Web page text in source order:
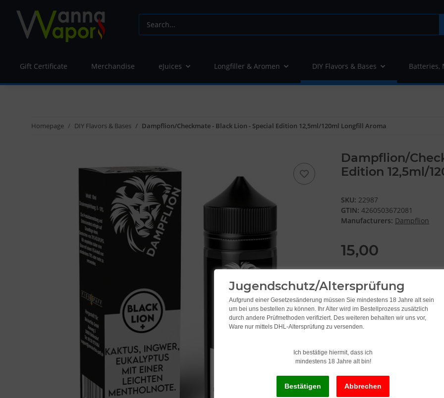
Gift Certificate Merchandise eJuices Longfiller & Aromen DIY Flavors & Bases Batteries,
Homepage DIY Flavors & Bases Dampflion/Checkmate - Black Lion - Special Edition 12,5ml/120ml Longfill Aroma
Dampflion/
Edition 12,5ml/
SKU: 22987
GTIN: 4260503672081
Manufacturers: Dampflion
15,00
incl. 19% VAT , plus
Jugendschutz/Altersprüfung
Aufgrund einer Gesetzesänderung müssen Sie mindestens 18 Jahre alt sein
um bei uns bestellen zu können. Ihr Alter wird im Bestellprozess zusätzlich
durch andere Prüfmethoden verifiziert. Des weiteren behalten wir uns vor,
Ware nur mittels DHL-Altersprüfung zu versenden.
Ich bestätige hiermit, dass ich
mindestens 18 Jahre alt bin!